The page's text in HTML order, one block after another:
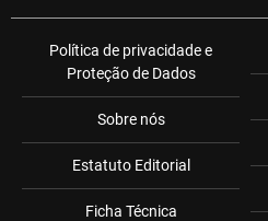
Política de privacidade e
Proteção de Dados
Sobre nós
Estatuto Editorial
Ficha Técnica